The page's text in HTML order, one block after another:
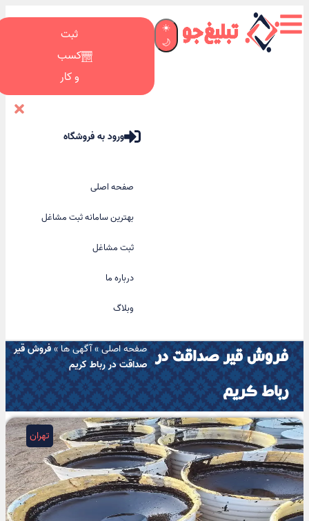
☀️
🌙
ثبت
کسب
و کار
ورود به فروشگاه
صفحه اصلی
بهترین سامانه ثبت مشاغل
ثبت مشاغل
درباره ما
وبلاگ
فروش قیر صداقت در
رباط کریم
صفحه اصلی»آگهی ها»فروش قیر
صداقت در رباط کریم
تهران